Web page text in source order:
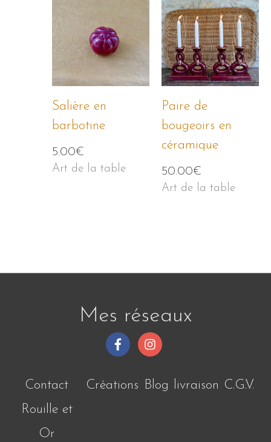
Salière en
barbotine
5.00€
Art de la table
Paire de
bougeoirs en
céramique
50.00€
Art de la table
Mes réseaux
Contact
Rouille et
Or
Créations Blog livraison C.G.V.